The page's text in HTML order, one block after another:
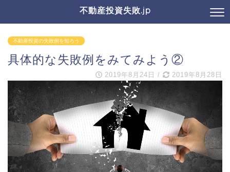
不動産投資失敗.jp
不動産投資の失敗例を知ろう
具体的な失敗例をみてみよう②
2019年8月24日 / 2019年8月28日